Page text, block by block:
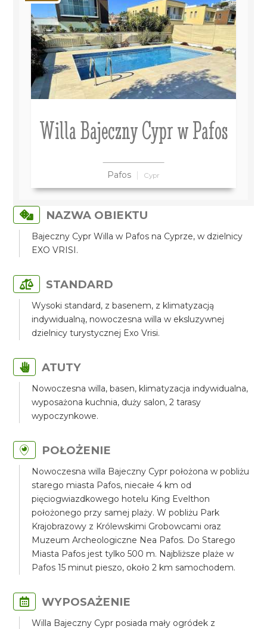
Willa Bajeczny Cypr w Pafos
Pafos Cypr
NAZWA OBIEKTU
Bajeczny Cypr Willa w Pafos na Cyprze, w dzielnicy
EXO VRISI.
STANDARD
Wysoki standard, z basenem, z klimatyzacją
indywidualną, nowoczesna willa w eksluzywnej
dzielnicy turystycznej Exo Vrisi.
ATUTY
Nowoczesna willa, basen, klimatyzacja indywidualna,
wyposażona kuchnia, duży salon, 2 tarasy
wypoczynkowe.
POŁOŻENIE
Nowoczesna willa Bajeczny Cypr położona w pobliżu
starego miasta Pafos, niecałe 4 km od
pięciogwiazdkowego hotelu King Evelthon
położonego przy samej plaży. W pobliżu Park
Krajobrazowy z Królewskimi Grobowcami oraz
Muzeum Archeologiczne Nea Pafos. Do Starego
Miasta Pafos jest tylko 500 m. Najbliższe plaże w
Pafos 15 minut pieszo, około 2 km samochodem.
WYPOSAŻENIE
Willa Bajeczny Cypr posiada mały ogródek z